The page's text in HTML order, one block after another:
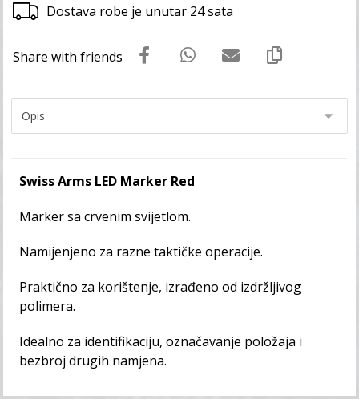
Dostava robe je unutar 24 sata
Swiss Arms LED Marker Red
Marker sa crvenim svijetlom.
Namijenjeno za razne taktičke operacije.
Praktično za korištenje, izrađeno od izdržljivog
polimera.
Idealno za identifikaciju, označavanje položaja i
bezbroj drugih namjena.